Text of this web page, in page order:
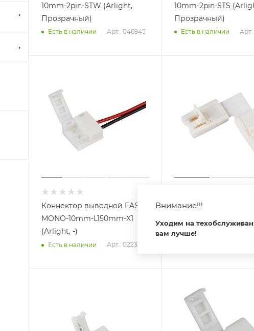
10mm-2pin-STW (Arlight,
Прозрачный)
Есть в наличии Арт.: 046945
10mm-2pin-STS
Прозрачный)
Есть в наличии
Коннектор выводной FAST-
MONO-10mm-L150mm-X1
(Arlight, -)
Есть в наличии Арт.: 022310
Соединитель
MONO-10mm-L
Есть в наличии
Внимание!!!
Уходим на
вам лучше!